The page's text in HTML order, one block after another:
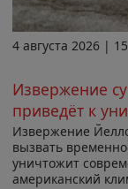
4 августа 2026 |
Извержение
приведёт к
Извержение
вызвать
уничтожит
американский